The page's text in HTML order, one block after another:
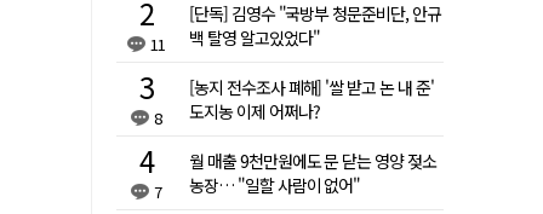
11
[단독] 김영수 "국방부 청문준비단, 안규
백 탈영 알고있었다"
8
[농지 전수조사 폐해] '쌀 받고 논 내 준'
도지농 이제 어쩌나?
7
월 매출 9천만원에도 문 닫는 영양 젖소
농장… "일할 사람이 없어"